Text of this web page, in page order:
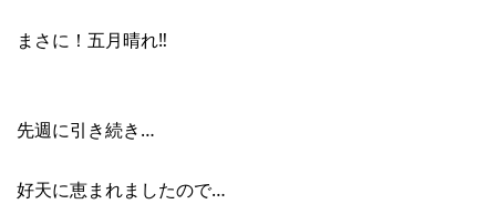
まさに！五月晴れ‼︎
先週に引き続き…
好天に恵まれましたので…